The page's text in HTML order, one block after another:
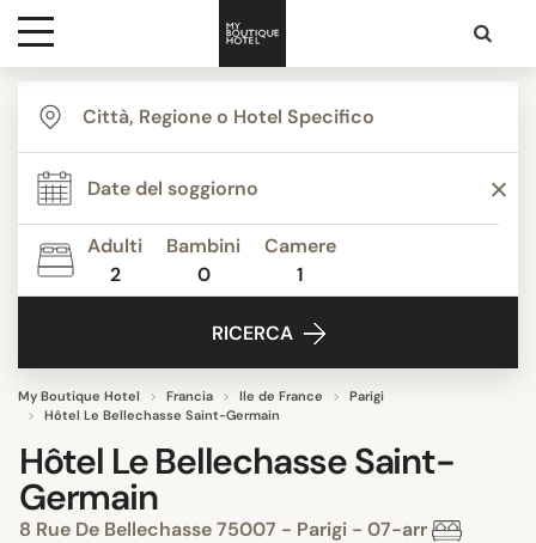
Destinazioni
Ispirazione
Contatti
Adulti
2
Bambini
0
Camere
1
RICERCA
My Boutique Hotel Francia Ile de France
Parigi
Hôtel Le Bellechasse Saint-Germain
Hôtel Le Bellechasse Saint-
Germain
8 Rue De Bellechasse 75007 - Parigi - 07-arr